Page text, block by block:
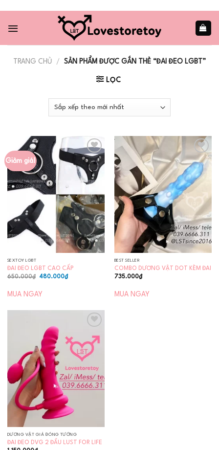
content
TRANG CHỦ / SẢN PHẨM ĐƯỢC GẮN THẺ “ĐAI ĐEO LGBT”
LỌC
Giảm giá!
Add to
wishlist
SEXTOY LGBT
ĐAI ĐEO LGBT CAO CẤP
650.000₫
Giá
650.000₫.
480.000₫Giá
MUA NGAY
Add to
wishlist
BEST SELLER
COMBO DƯƠNG VẬT DOT KÈM ĐAI
735.000₫
MUA NGAY
Add to
wishlist
DƯƠNG VẬT GIẢ ĐÓNG TƯỜNG
ĐAI ĐEO DVG 2 ĐẦU LUST FOR LIFE